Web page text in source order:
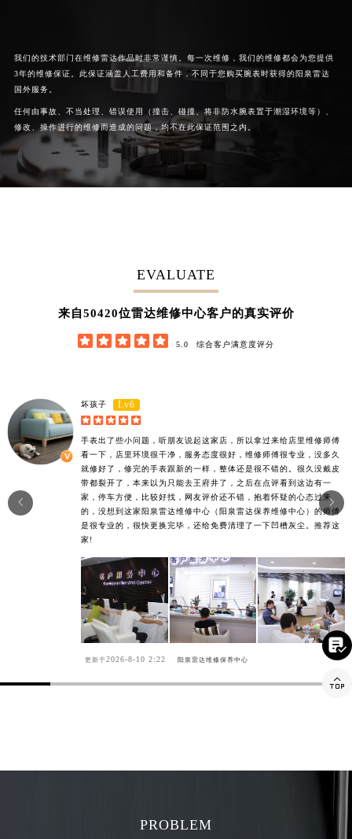
我们的技术部门在维修雷达作品时非常谨慎。每一次维修，我们的维修都会为您提供
3年的维修保证。此保证涵盖人工费用和备件，不同于您购买腕表时获得的阳泉雷达
国外服务。
任何由事故、不当处理、错误使用（撞击、碰撞、将非防水腕表置于潮湿环境等）、
修改、操作进行的维修而造成的问题，均不在此保证范围之内。
EVALUATE
来自62852位雷达维修中心客户的真实评价
     5.0 综合客户满意度评分
坏孩子 Lv6
    
手表出了些小问题，听朋友说起这家店，所以拿过来给店里维修师傅
看一下，店里环境很干净，服务态度很好，维修师傅很专业，没多久
就修好了，修完的手表跟新的一样，整体还是很不错的。很久没戴皮
带都裂开了，本来以为只能去王府井了，之后在点评看到这边有一
家，停车方便，比较好找，网友评价还不错，抱着怀疑的心态过来
的，没想到这家阳泉雷达维修中心（阳泉雷达保养维修中心）的师傅
是很专业的，很快更换完毕，还给免费清理了一下凹槽灰尘。推荐这
家!
更新于2026-8-10 2:22 阳泉雷达维修保养中心


PROBLEM

